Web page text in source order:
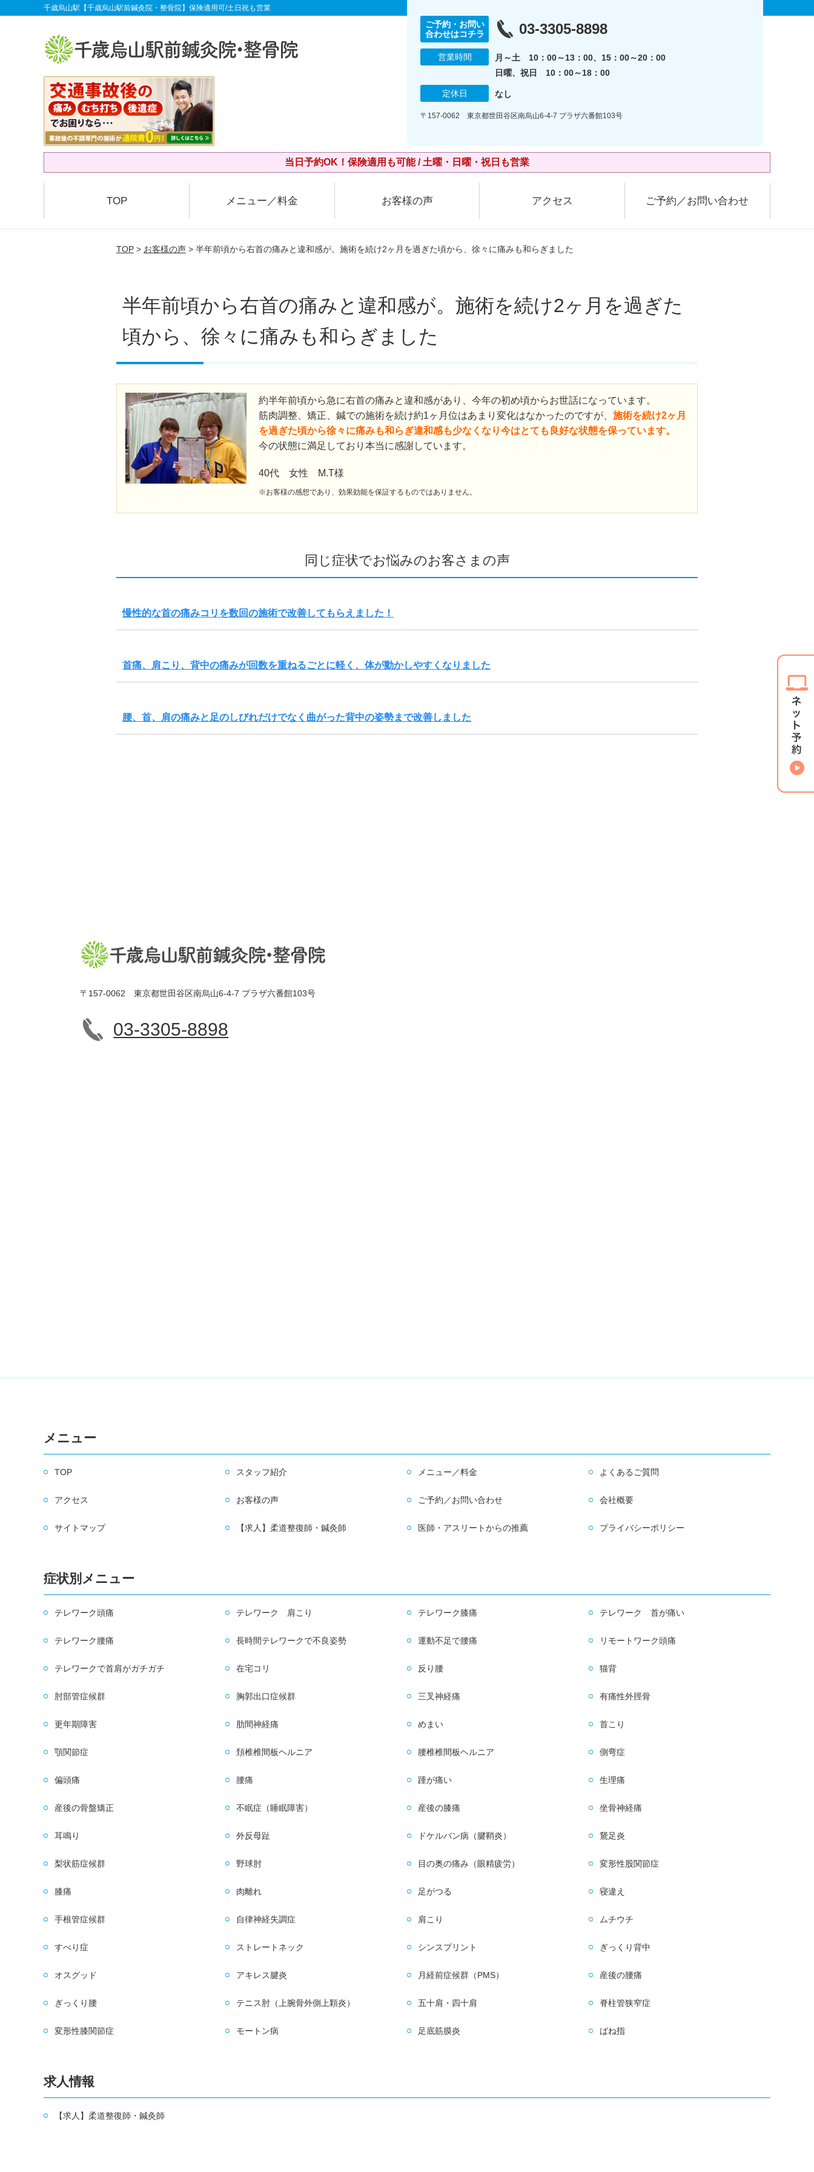
千歳烏山駅【千歳烏山駅前鍼灸院・整骨院】保険適用可/土日祝も営業
ご予約・お問い
合わせはコチラ
03-3305-8898
営業時間
月～土 10：00～13：00、15：00～20：00
日曜、祝日 10：00～18：00
定休日 なし
〒157-0062 東京都世田谷区南烏山6-4-7 プラザ六番館103号
当日予約OK！保険適用も可能 / 土曜・日曜・祝日も営業
TOP メニュー／料金 お客様の声 アクセス ご予約／お問い合わせ
TOP > お客様の声 > 半年前頃から右首の痛みと違和感が。施術を続け2ヶ月を過ぎた頃から、徐々に痛みも和らぎました
半年前頃から右首の痛みと違和感が。施術を続け2ヶ月を過ぎた
頃から、徐々に痛みも和らぎました
約半年前頃から急に右首の痛みと違和感があり、今年の初め頃からお世話になっています。
筋肉調整、矯正、鍼での施術を続け約1ヶ月位はあまり変化はなかったのですが、 施術を続け2ヶ月
を過ぎた頃から徐々に痛みも和らぎ違和感も少なくなり今はとても良好な状態を保っています。
今の状態に満足しており本当に感謝しています。
40代 女性 M.T様
※お客様の感想であり、効果効能を保証するものではありません。
同じ症状でお悩みのお客さまの声
慢性的な首の痛みコリを数回の施術で改善してもらえました！
首痛、肩こり、背中の痛みが回数を重ねるごとに軽く、体が動かしやすくなりました
腰、首、肩の痛みと足のしびれだけでなく曲がった背中の姿勢まで改善しました
〒157-0062 東京都世田谷区南烏山6-4-7 プラザ六番館103号
03-3305-8898
メニュー
TOP スタッフ紹介 メニュー／料金 よくあるご質問
アクセス お客様の声 ご予約／お問い合わせ 会社概要
サイトマップ 【求人】柔道整復師・鍼灸師 医師・アスリートからの推薦 プライバシーポリシー
症状別メニュー
テレワーク頭痛 テレワーク 肩こり テレワーク膝痛 テレワーク 首が痛い
テレワーク腰痛 長時間テレワークで不良姿勢 運動不足で腰痛 リモートワーク頭痛
テレワークで首肩がガチガチ 在宅コリ 反り腰 猫背
肘部管症候群 胸郭出口症候群 三叉神経痛 有痛性外脛骨
更年期障害 肋間神経痛 めまい 首こり
顎関節症 頚椎椎間板ヘルニア 腰椎椎間板ヘルニア 側弯症
偏頭痛 腰痛 踵が痛い 生理痛
産後の骨盤矯正 不眠症（睡眠障害） 産後の膝痛 坐骨神経痛
耳鳴り 外反母趾 ドケルバン病（腱鞘炎） 鵞足炎
梨状筋症候群 野球肘 目の奥の痛み（眼精疲労） 変形性股関節症
膝痛 肉離れ 足がつる 寝違え
手根管症候群 自律神経失調症 肩こり ムチウチ
すべり症 ストレートネック シンスプリント ぎっくり背中
オスグッド アキレス腱炎 月経前症候群（PMS） 産後の腰痛
ぎっくり腰 テニス肘（上腕骨外側上顆炎） 五十肩・四十肩 脊柱管狭窄症
変形性膝関節症 モートン病 足底筋膜炎 ばね指
求人情報
【求人】柔道整復師・鍼灸師